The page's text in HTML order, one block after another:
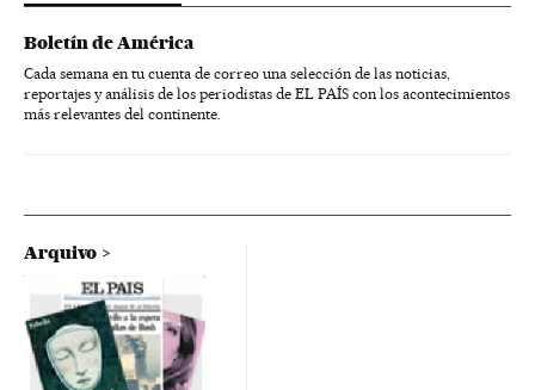
Boletín de América
Cada semana en tu cuenta de correo una selección de las noticias,
reportajes y análisis de los periodistas de EL PAÍS con los acontecimientos
más relevantes del continente.
Arquivo